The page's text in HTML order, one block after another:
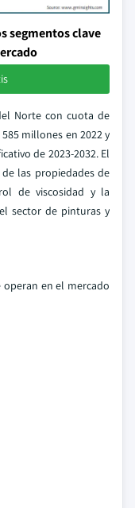
segmentos clave
Norte con cuota de
millones en 2022 y
de 2023-2032. El
las propiedades de
de viscosidad y la
sector de pinturas y
en el mercado